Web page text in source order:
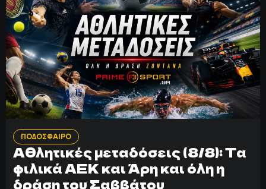
ΠΟΔΟΣΦΑΙΡΟ
Αθλητικές μεταδόσεις (8/8): Τα
φιλικά ΑΕΚ και Άρη και όλη η
δράση του Σαββάτου